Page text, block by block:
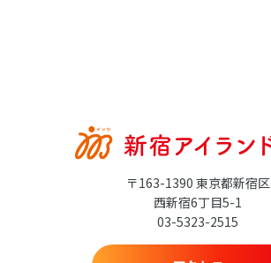
〒163-1390 東京都新宿区
西新宿6丁目5-1
03-5323-2515